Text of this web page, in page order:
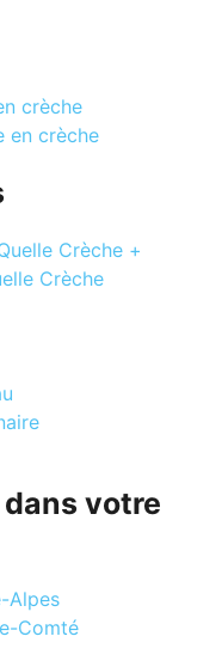
crèche
en crèche
Crèche +
Crèche
votre
Alpes
Comté